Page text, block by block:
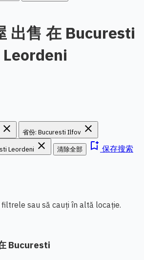
出售 在 Bucuresti
close 省份: Bucuresti Ilfov close
Leordeni close 清除全部 bookmark_add 保存搜索
sau să cauți în altă locație.
Bucuresti